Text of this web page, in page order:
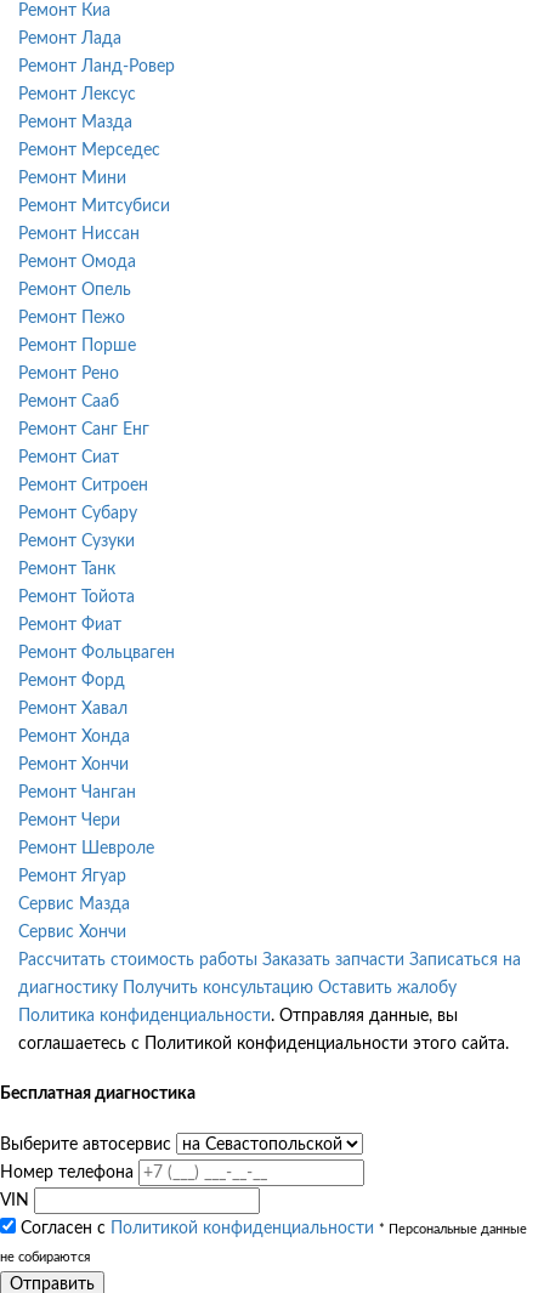
Ремонт Киа
Ремонт Лада
Ремонт Ланд-Ровер
Ремонт Лексус
Ремонт Мазда
Ремонт Мерседес
Ремонт Мини
Ремонт Митсубиси
Ремонт Ниссан
Ремонт Омода
Ремонт Опель
Ремонт Пежо
Ремонт Порше
Ремонт Рено
Ремонт Сааб
Ремонт Санг Енг
Ремонт Сиат
Ремонт Ситроен
Ремонт Субару
Ремонт Сузуки
Ремонт Танк
Ремонт Тойота
Ремонт Фиат
Ремонт Фольцваген
Ремонт Форд
Ремонт Хавал
Ремонт Хонда
Ремонт Хончи
Ремонт Чанган
Ремонт Чери
Ремонт Шевроле
Ремонт Ягуар
Сервис Мазда
Сервис Хончи
Рассчитать стоимость работы Заказать запчасти Записаться на
диагностику
Получить консультацию Оставить жалобу
Политика конфиденциальности. Отправляя данные, вы
соглашаетесь с Политикой конфиденциальности этого сайта.
Бесплатная диагностика
Выберите автосервис
Номер телефона
VIN
Согласен с
Политикой конфиденциальности * Персональные данные
не собираются
Отправить